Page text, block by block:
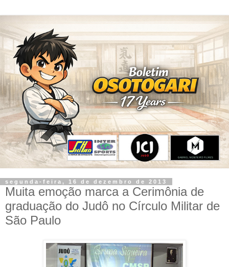
segunda-feira, 16 de dezembro de 2013
Muita emoção marca a Cerimônia de
graduação do Judô no Círculo Militar de
São Paulo